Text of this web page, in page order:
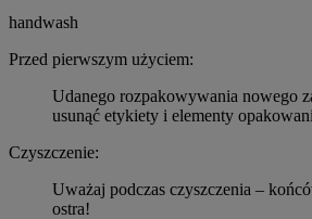
handwash
Przed pierwszym użyciem:
Udanego rozpakowywania nowego
usunąć etykiety i elementy
Czyszczenie:
Uważaj podczas czyszczenia –
ostra!